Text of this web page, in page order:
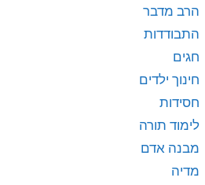
הרב מדבר
התבודדות
חגים
חינוך ילדים
חסידות
לימוד תורה
מבנה אדם
מדיה